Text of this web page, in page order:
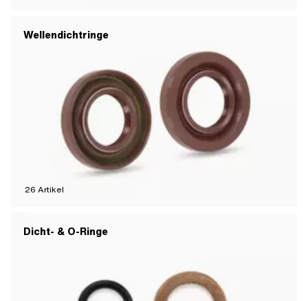
Wellendichtringe
26 Artikel
Dicht- & O-Ringe